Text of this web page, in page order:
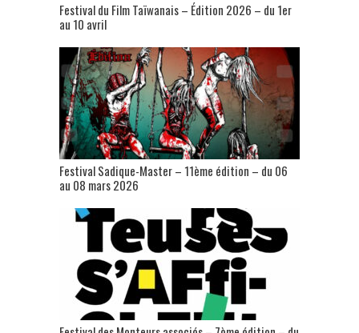
Festival du Film Taïwanais – Édition 2026 – du 1er
au 10 avril
Festival Sadique-Master – 11ème édition – du 06
au 08 mars 2026